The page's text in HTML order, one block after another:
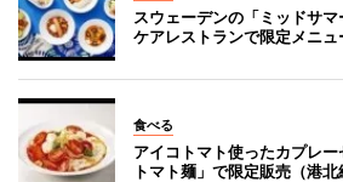
スウェーデンの「ミッドサ
ケアレストランで限定メニュ
食べる
アイコトマト使ったカプレ
トマト麺」で限定販売（港北